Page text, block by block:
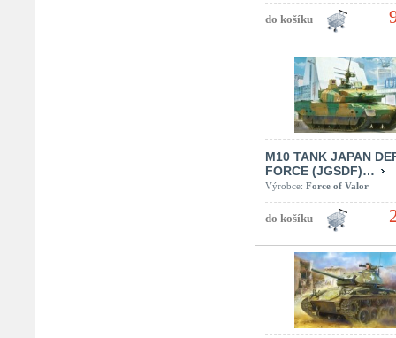
M10 TANK JAPAN
FORCE (JGSDF)…
Výrobce: Force of Valor